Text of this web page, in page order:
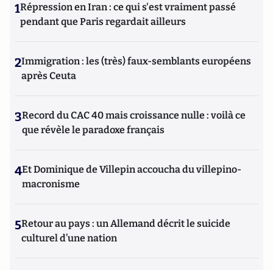
1Répression en Iran : ce qui s'est vraiment passé
pendant que Paris regardait ailleurs
2Immigration : les (très) faux-semblants européens
après Ceuta
3Record du CAC 40 mais croissance nulle : voilà ce
que révèle le paradoxe français
4Et Dominique de Villepin accoucha du villepino-
macronisme
5Retour au pays : un Allemand décrit le suicide
culturel d’une nation